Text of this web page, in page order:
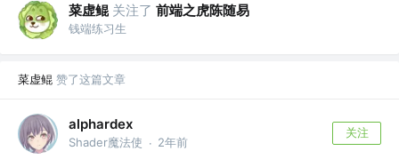
菜虚鲲 关注了 前端之虎陈随易
钱端练习生
菜虚鲲 赞了这篇文章
alphardex
Shader魔法使 · 2年前
关注